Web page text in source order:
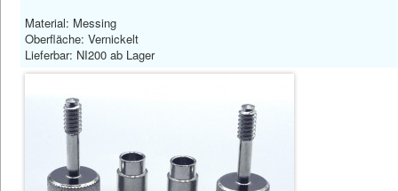
Material: Messing
Oberfläche: Vernickelt
Lieferbar: NI200 ab Lager